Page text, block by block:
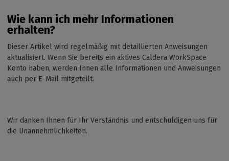
Wie kann ich mehr Informationen
erhalten?
Dieser Artikel wird regelmäßig mit detaillierten Anweisungen
aktualisiert. Wenn Sie bereits ein aktives Caldera WorkSpace
Konto haben, werden Ihnen alle Informationen und Anweisungen
auch per E-Mail mitgeteilt.
Wir danken Ihnen für Ihr Verständnis und entschuldigen uns für
die Unannehmlichkeiten.